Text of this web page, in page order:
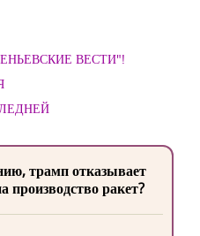
ВЕСТИ"!
трамп отказывает
ракет?